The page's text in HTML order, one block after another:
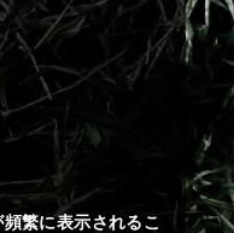
繁に表示されるこ